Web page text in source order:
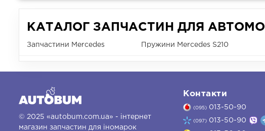
КАТАЛОГ ЗАПЧАСТИН ДЛЯ
Запчастини Mercedes Пружини Mercedes S210
© 2025 «autobum.com.ua» - інтернет
магазин запчастин для іномарок
Контакти
(095) 013-50-90
(097) 013-50-90